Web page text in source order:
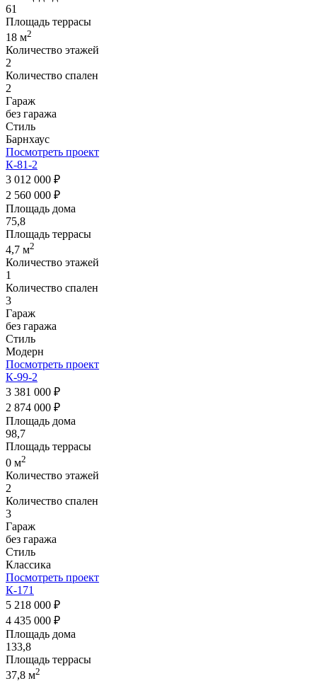
61
Площадь террасы
18 м2
Количество этажей
2
Количество спален
2
Гараж
без гаража
Стиль
Барнхаус
Посмотреть проект
К-81-2
3 012 000 ₽
2 560 000 ₽
Площадь дома
75,8
Площадь террасы
4,7 м2
Количество этажей
1
Количество спален
3
Гараж
без гаража
Стиль
Модерн
Посмотреть проект
К-99-2
3 381 000 ₽
2 874 000 ₽
Площадь дома
98,7
Площадь террасы
0 м2
Количество этажей
2
Количество спален
3
Гараж
без гаража
Стиль
Классика
Посмотреть проект
К-171
5 218 000 ₽
4 435 000 ₽
Площадь дома
133,8
Площадь террасы
37,8 м2